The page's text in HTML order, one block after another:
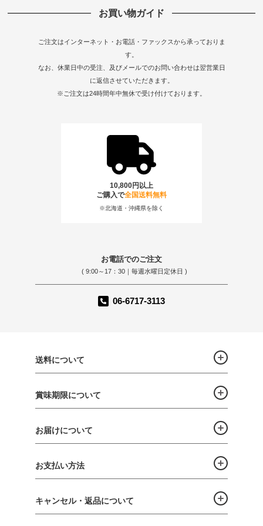
お買い物ガイド
ご注文はインターネット・お電話・ファックスから承っておりま
す。
なお、休業日中の受注、及びメールでのお問い合わせは翌営業日
に返信させていただきます。
※ご注文は24時間年中無休で受け付けております。
10,800円以上
ご購入で全国送料無料
※北海道・沖縄県を除く
お電話でのご注文
( 9:00～17：30｜毎週水曜日定休日 )
06-6717-3113
送料について
賞味期限について
お届けについて
お支払い方法
キャンセル・返品について